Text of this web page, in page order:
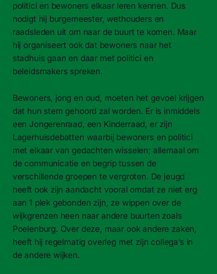
politici en bewoners elkaar leren kennen. Dus
nodigt hij burgemeester, wethouders en
raadsleden uit om naar de buurt te komen. Maar
hij organiseert ook dat bewoners naar het
stadhuis gaan en daar met politici en
beleidsmakers spreken.
Bewoners, jong en oud, moeten het gevoel krijgen
dat hun stem gehoord zal worden. Er is inmiddels
een Jongerenraad, een Kinderraad, er zijn
Lagerhuisdebatten waarbij bewoners en politici
met elkaar van gedachten wisselen; allemaal om
de communicatie en begrip tussen de
verschillende groepen te vergroten. De jeugd
heeft ook zijn aandacht vooral omdat ze niet erg
aan 1 plek gebonden zijn, ze wippen over de
wijkgrenzen heen naar andere buurten zoals
Poelenburg. Over deze, maar ook andere zaken,
heeft hij regelmatig overleg met zijn collega’s in
de andere wijken.